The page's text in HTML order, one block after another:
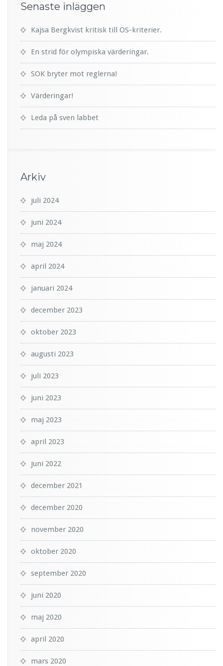
Senaste inläggen
Kajsa Bergkvist kritisk till OS-kriterier.
En strid för olympiska värderingar.
SOK bryter mot reglerna!
Värderingar!
Leda på sven labbet
Arkiv
juli 2024
juni 2024
maj 2024
april 2024
januari 2024
december 2023
oktober 2023
augusti 2023
juli 2023
juni 2023
maj 2023
april 2023
juni 2022
december 2021
december 2020
november 2020
oktober 2020
september 2020
juni 2020
maj 2020
april 2020
mars 2020